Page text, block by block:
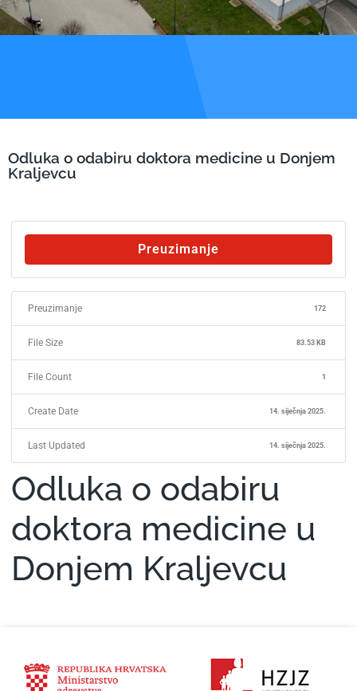
Odluka o odabiru doktora medicine u Donjem
Kraljevcu
Preuzimanje
Preuzimanje 172
File Size 83.53 KB
File Count 1
Create Date 14. siječnja 2025.
Last Updated 14. siječnja 2025.
Odluka o odabiru
doktora medicine u
Donjem Kraljevcu